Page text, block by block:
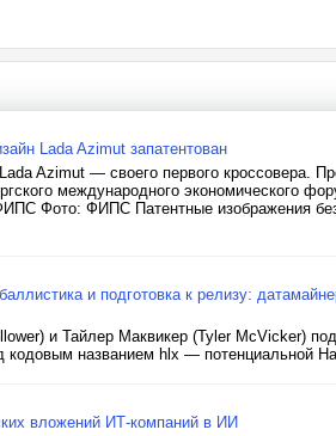
Lada Azimut запатентован
Azimut — своего первого кроссовера.
международного экономического
Фото: ФИПС Патентные изображения
и подготовка к релизу:
и Тайлер Маквикер (Tyler McVicker)
кодовым названием hlx — потенциальной
вложений ИТ-компаний в ИИ